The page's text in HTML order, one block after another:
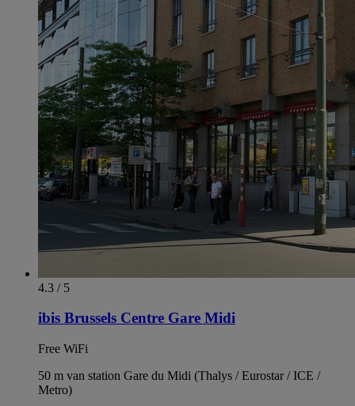
4.3 / 5
ibis Brussels Centre Gare Midi
Free WiFi
50 m van station Gare du Midi (Thalys / Eurostar / ICE /
Metro)